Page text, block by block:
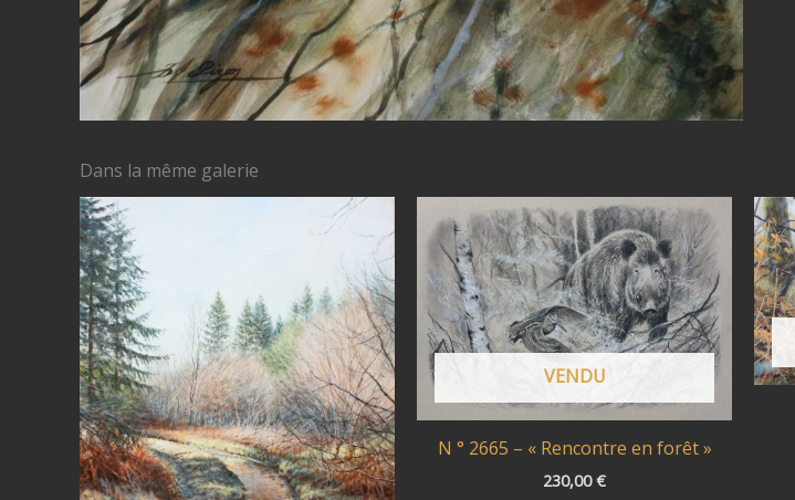
Dans la même galerie
VENDU
N ° 2665 – « Rencontre en forêt »
230,00€